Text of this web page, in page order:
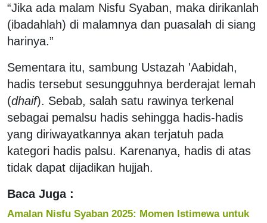
“Jika ada malam Nisfu Syaban, maka dirikanlah
(ibadahlah) di malamnya dan puasalah di siang
harinya.”
Sementara itu, sambung Ustazah 'Aabidah,
hadis tersebut sesungguhnya berderajat lemah
(dhaif). Sebab, salah satu rawinya terkenal
sebagai pemalsu hadis sehingga hadis-hadis
yang diriwayatkannya akan terjatuh pada
kategori hadis palsu. Karenanya, hadis di atas
tidak dapat dijadikan hujjah.
Baca Juga :
Amalan Nisfu Syaban 2025: Momen Istimewa untuk